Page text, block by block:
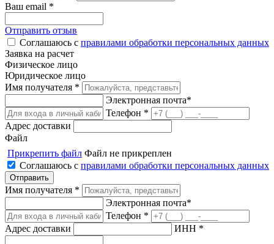
Ваш email *
Отправить отзыв
Соглашаюсь с правилами обработки персональных данных
Заявка на расчет
Физическое лицо
Юридическое лицо
Имя получателя *
Электронная почта*
Телефон *
Адрес доставки
Файл
Прикрепить файл Файл не прикреплен
Соглашаюсь с правилами обработки персональных данных
Имя получателя *
Электронная почта*
Телефон *
Адрес доставки
ИНН *